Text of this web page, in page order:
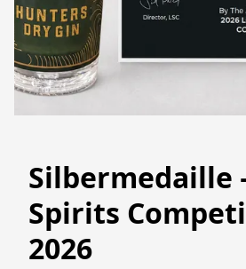
Silbermedaille
Spirits
2026